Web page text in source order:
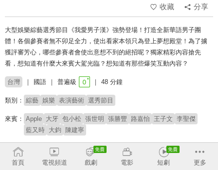
收藏
分享
大型娛樂綜藝選秀節目《我愛男子漢》強勢登場！打造全新華語男子團
體！各個參賽者無不卯足全力，使出看家本領只為登上夢想殿堂！為了擄
獲評審芳心，哪些參賽者會使出意想不到的絕招呢？獨家精彩內容搶先
看，想知道有什麼大來賓大駕光臨？想知道有那些爆笑互動內容？
台灣 國語 普遍級 48 分鐘
類別： 綜藝 娛樂 表演藝術 選秀節目
來賓： Apple 大牙 包小松 張世明 張勝豐 路嘉怡 王子文 李聖傑
藍又時 大鈞 陳建寧
主持： JPM
首頁 電視頻道 戲劇 電影 短劇 更多